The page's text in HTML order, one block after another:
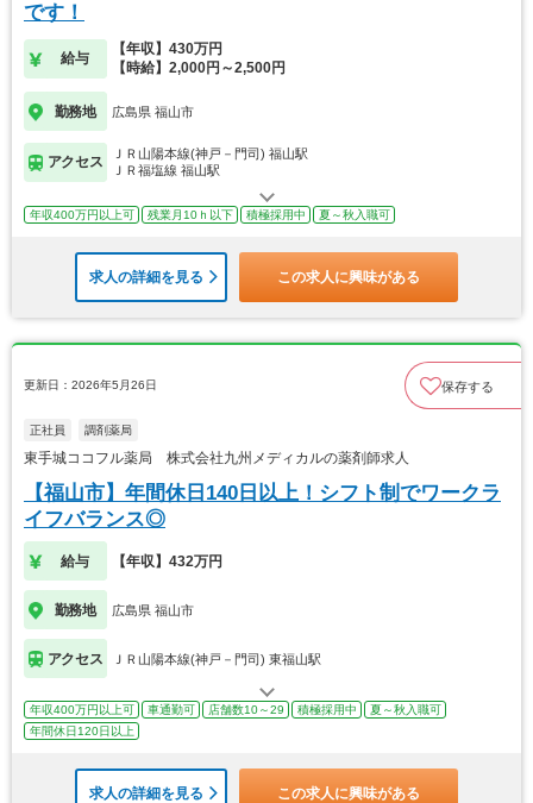
です！
給与
【年収】430万円
【時給】2,000円～2,500円
勤務地 広島県 福山市
アクセス
ＪＲ山陽本線(神戸－門司) 福山駅
ＪＲ福塩線 福山駅
年収400万円以上可 残業月10ｈ以下 積極採用中 夏～秋入職可
求人の詳細を見る この求人に興味がある
更新日：2026年5月26日 保存する
正社員 調剤薬局
東手城ココフル薬局 株式会社九州メディカルの薬剤師求人
【福山市】年間休日140日以上！シフト制でワークラ
イフバランス◎
給与 【年収】432万円
勤務地 広島県 福山市
アクセス ＪＲ山陽本線(神戸－門司) 東福山駅
年収400万円以上可 車通勤可 店舗数10～29 積極採用中
夏～秋入職可
年間休日120日以上
求人の詳細を見る この求人に興味がある